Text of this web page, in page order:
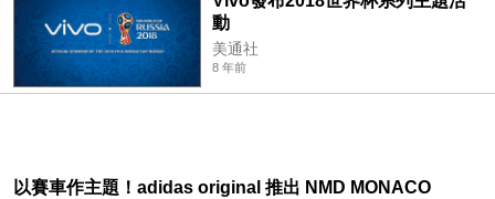
動
美通社
8 年前
以賽車作主題！adidas original 推出 NMD MONACO